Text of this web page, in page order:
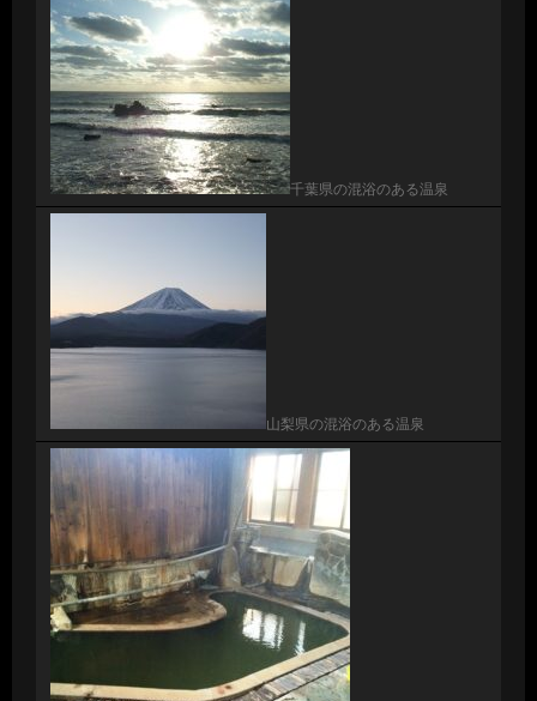
千葉県の混浴のある温泉
山梨県の混浴のある温泉